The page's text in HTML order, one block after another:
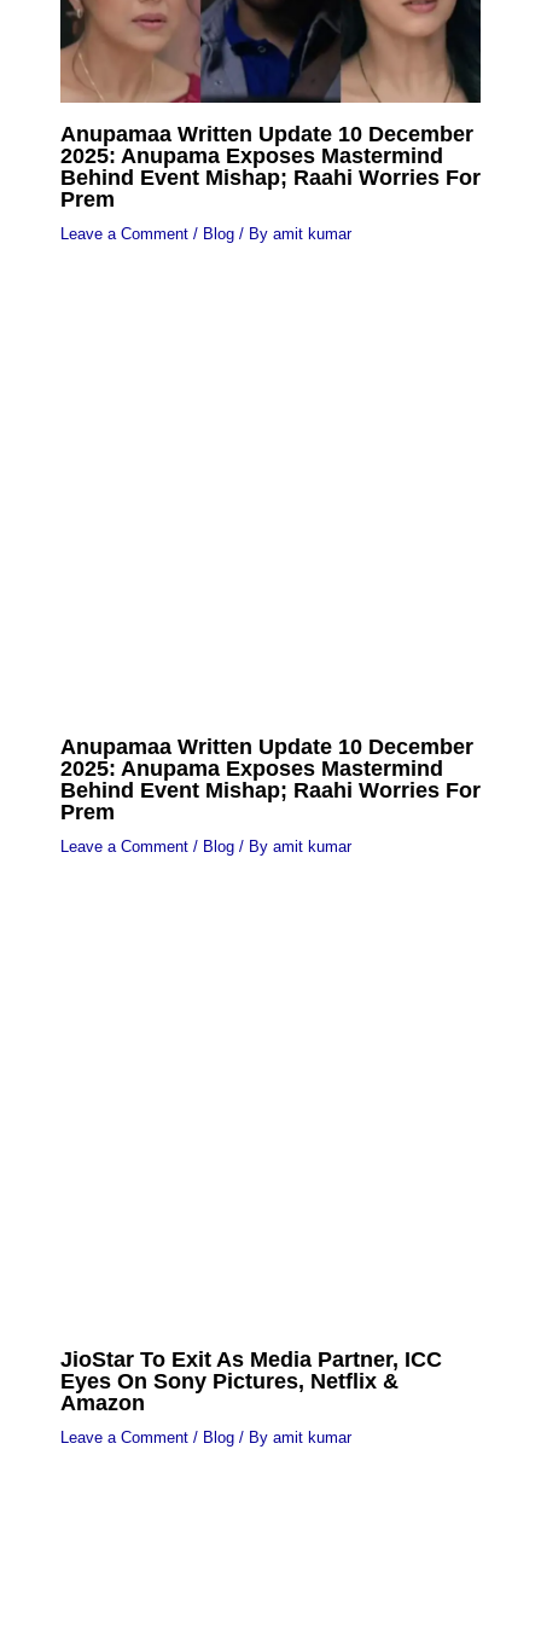
Anupamaa Written Update 10 December
2025: Anupama Exposes Mastermind
Behind Event Mishap; Raahi Worries For
Prem
Leave a Comment / Blog/ By amit kumar
Anupamaa Written Update 10 December
2025: Anupama Exposes Mastermind
Behind Event Mishap; Raahi Worries For
Prem
Leave a Comment / Blog/ By amit kumar
JioStar To Exit As Media Partner, ICC
Eyes On Sony Pictures, Netflix &
Amazon
Leave a Comment / Blog/ By amit kumar